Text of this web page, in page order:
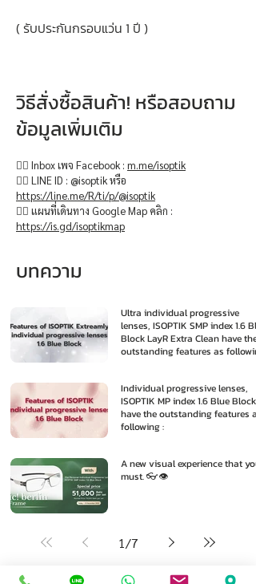
( รับประกันกรอบแว่น 1 ปี )
วิธีสั่งซื้อสินค้า! หรือสอบถาม
ข้อมูลเพิ่มเติม
👉🏻 Inbox เพจ Facebook : m.me/isoptik
👉🏻 LINE ID : @isoptik หรือ
https://line.me/R/ti/p/@isoptik
👉🏻 แผนที่เดินทาง Google Map คลิก :
https://is.gd/isoptikmap
บทความ
Ultra individual progressive
lenses, ISOPTIK SMP index 1.6
Block LayR Extra Clean have the
outstanding features as
Individual progressive lenses,
ISOPTIK MP index 1.6 Blue Block
have the outstanding features as
following :
A new visual experience that you
must. 👓👁️
1/7